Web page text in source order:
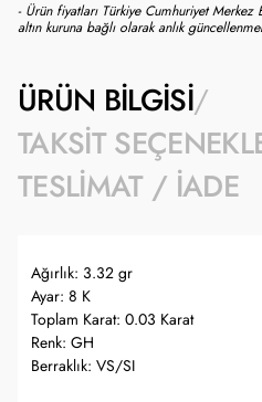
- Ürün fiyatları Türkiye Cumhuriyet Merkez
altın kuruna bağlı olarak anlık
ÜRÜN BILGISI
TAKSIT
TESLIMAT / İADE
Ağırlık: 3.32 gr
Ayar: 8 K
Toplam Karat: 0.03 Karat
Renk: GH
Berraklık: VS/SI